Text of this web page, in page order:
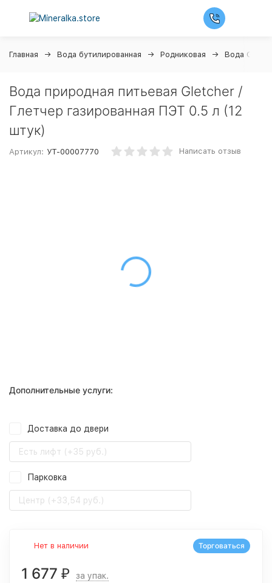
Главная Вода бутилированная Родниковая Вода
Вода природная питьевая Gletcher /
Глетчер газированная ПЭТ 0.5 л (12
штук)
Артикул: УТ-00007770 Написать отзыв
Дополнительные услуги:
Доставка до двери
Есть лифт (+35 руб.)
Парковка
Центр (+33,54 руб.)
Нет в наличии
1 677 ₽ за упак.
Торговаться